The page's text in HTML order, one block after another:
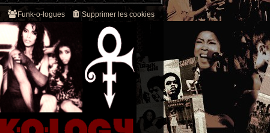
Supprimer les cookies
Funk-o-logues